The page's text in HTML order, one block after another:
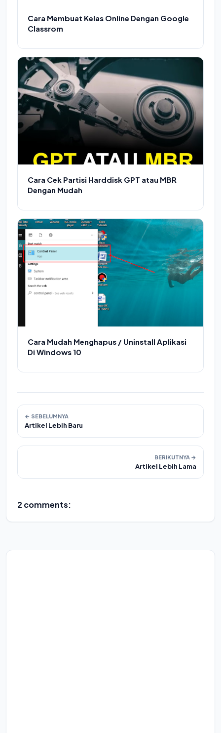
Cara Membuat Kelas Online Dengan Google
Classrom
Cara Cek Partisi Harddisk GPT atau MBR
Dengan Mudah
Cara Mudah Menghapus / Uninstall Aplikasi
Di Windows 10
← SEBELUMNYA
Artikel Lebih Baru
BERIKUTNYA →
Artikel Lebih Lama
2 comments: